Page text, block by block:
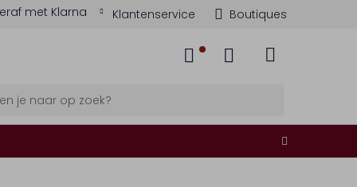
met Klarna Klantenservice Boutiques